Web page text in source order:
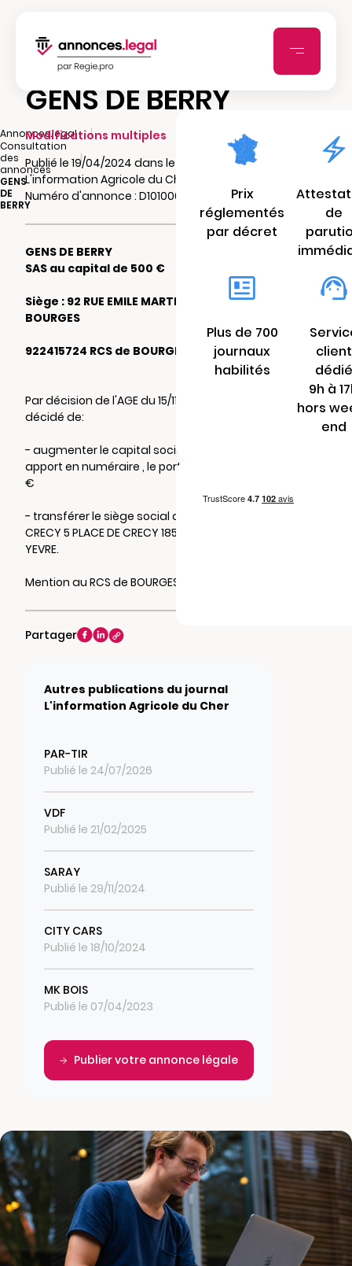
Annonces.legal
|
Consultation
des
annonces
|
GENS
DE
BERRY
GENS DE BERRY
Modifications multiples
Publié le 19/04/2024 dans le journal
L'information Agricole du Cher
Numéro d'annonce : D10100097lx37
GENS DE BERRY
SAS au capital de 500 €
Siège : 92 RUE EMILE MARTIN 18000
BOURGES
922415724 RCS de BOURGES
Par décision de l'AGE du 15/11/2023, il a été
décidé de:
- augmenter le capital social de 460 € par
apport en numéraire , le portant ainsi à 960
€
- transférer le siège social au PRIEURE DE
CRECY 5 PLACE DE CRECY 18500 MEHUN SUR
YEVRE.
Mention au RCS de BOURGES
Partager
Autres publications du journal
L'information Agricole du Cher
PAR-TIR
Publié le 24/07/2026
VDF
Publié le 21/02/2025
SARAY
Publié le 29/11/2024
CITY CARS
Publié le 18/10/2024
MK BOIS
Publié le 07/04/2023
Publier votre annonce légale
Prix
réglementés
par décret
de
Plus de 700
journaux
habilités
client
dédié
9h à
hors
end